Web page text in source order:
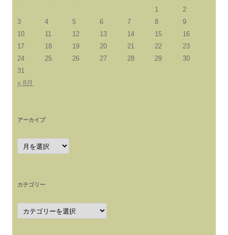
ョ
1
2
3
4 5 6 7 8
9
10
11 12 13 14 15
16
17
18 19 20 21 22
23
24
25 26 27 28 29
30
31
« 8月
アーカイブ
ア
ー
カ
カテゴリー
カ
テ
ゴ